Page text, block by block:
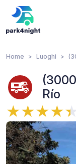
Home Luoghi
Río